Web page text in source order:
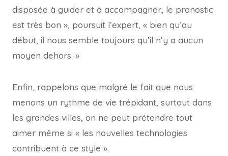
disposée à guider et à accompagner, le pronostic
est très bon », poursuit l’expert, « bien qu’au
début, il nous semble toujours qu’il n’y a aucun
moyen dehors. »
Enfin, rappelons que malgré le fait que nous
menons un rythme de vie trépidant, surtout dans
les grandes villes, on ne peut prétendre tout
aimer même si « les nouvelles technologies
contribuent à ce style ».